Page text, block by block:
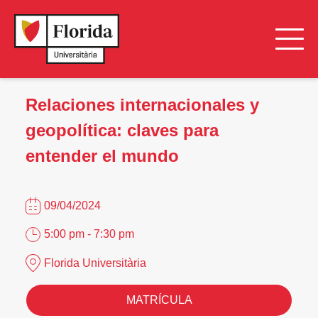
Relaciones internacionales y
geopolítica: claves para
entender el mundo
09/04/2024
5:00 pm - 7:30 pm
Florida Universitària
MATRÍCULA